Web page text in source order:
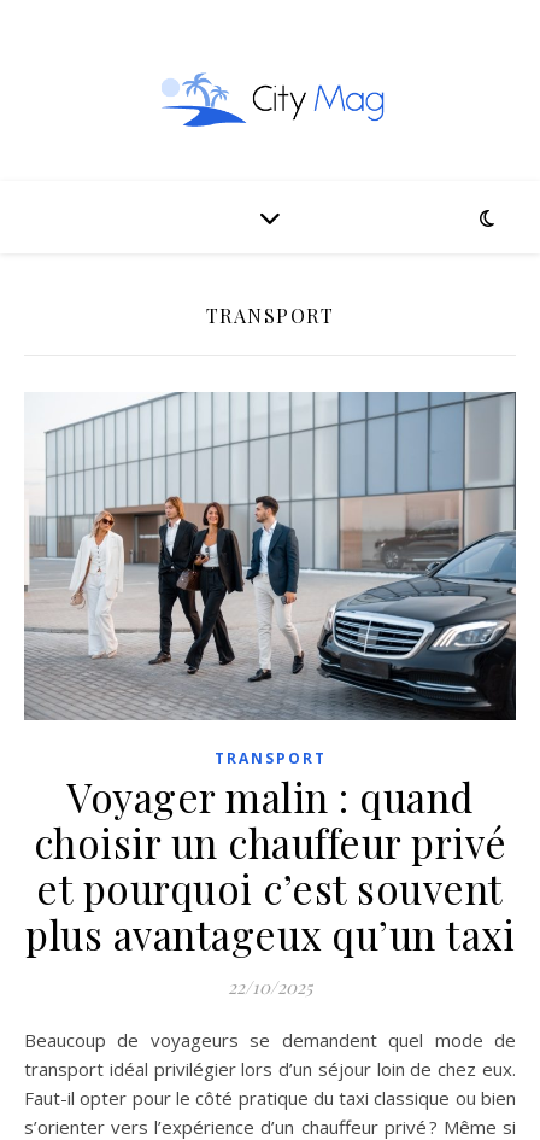
TRANSPORT
TRANSPORT
Voyager malin : quand
choisir un chauffeur privé
et pourquoi c’est souvent
plus avantageux qu’un taxi
22/10/2025
Beaucoup de voyageurs se demandent quel mode de
transport idéal privilégier lors d’un séjour loin de chez eux.
Faut-il opter pour le côté pratique du taxi classique ou bien
s’orienter vers l’expérience d’un chauffeur privé ? Même si